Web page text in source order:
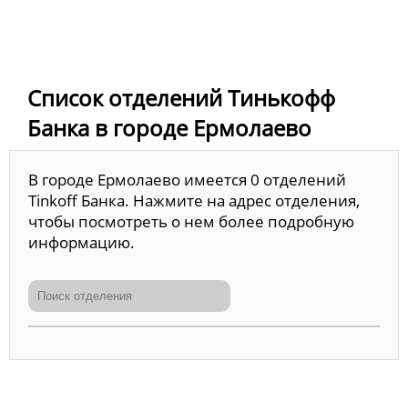
Список отделений Тинькофф
Банка в городе Ермолаево
В городе Ермолаево имеется 0 отделений
Tinkoff Банка. Нажмите на адрес отделения,
чтобы посмотреть о нем более подробную
информацию.